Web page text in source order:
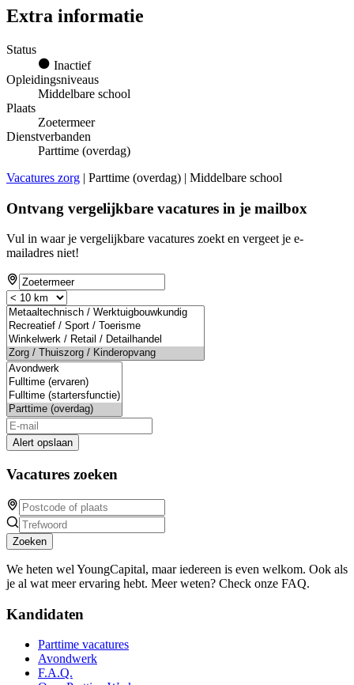
Extra informatie
Status
Inactief
Opleidingsniveaus
Middelbare school
Plaats
Zoetermeer
Dienstverbanden
Parttime (overdag)
Vacatures zorg | Parttime (overdag) | Middelbare school
Ontvang vergelijkbare vacatures in je mailbox
Vul in waar je vergelijkbare vacatures zoekt en vergeet je e-
mailadres niet!
Alert opslaan
Vacatures zoeken
Zoeken
We heten wel YoungCapital, maar iedereen is even welkom. Ook als
je al wat meer ervaring hebt. Meer weten? Check onze FAQ.
Kandidaten
Parttime vacatures
Avondwerk
F.A.Q.